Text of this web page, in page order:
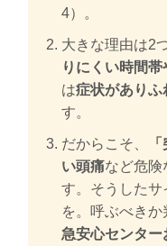
4）。
大きな理由は2
りにくい時間
は症状がありふ
す。
だからこそ、
い頭痛など危険
す。そうしたサ
を。呼ぶべき
急安心センター